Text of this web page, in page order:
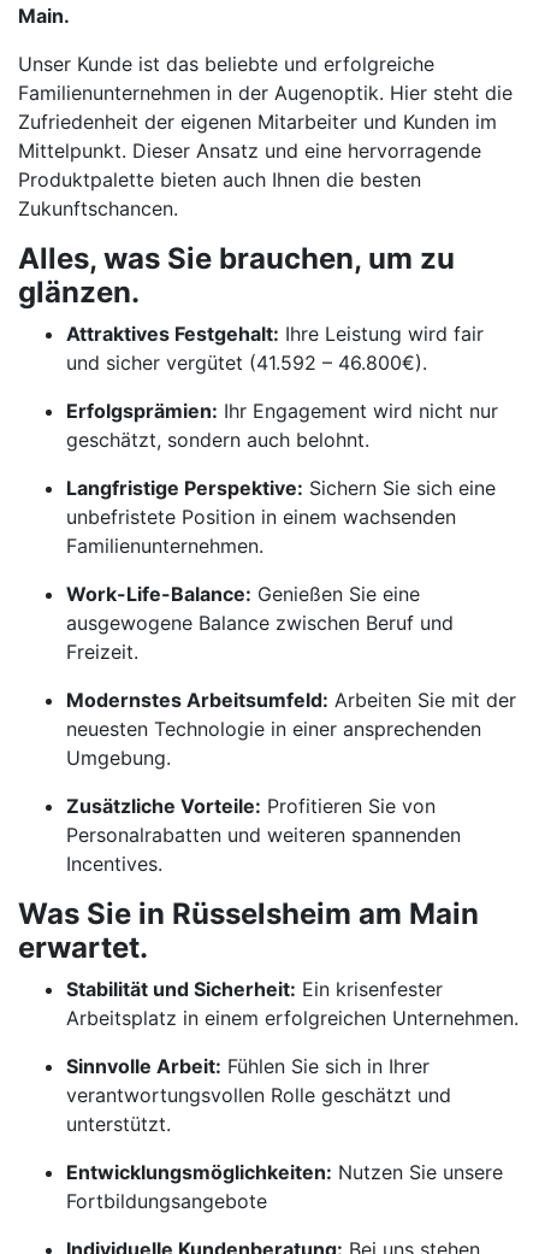
Main.
Unser Kunde ist das beliebte und erfolgreiche
Familienunternehmen in der Augenoptik. Hier steht die
Zufriedenheit der eigenen Mitarbeiter und Kunden im
Mittelpunkt. Dieser Ansatz und eine hervorragende
Produktpalette bieten auch Ihnen die besten
Zukunftschancen.
Alles, was Sie brauchen, um zu
glänzen.
Attraktives Festgehalt: Ihre Leistung wird fair
und sicher vergütet (41.592 – 46.800€).
Erfolgsprämien: Ihr Engagement wird nicht nur
geschätzt, sondern auch belohnt.
Langfristige Perspektive: Sichern Sie sich eine
unbefristete Position in einem wachsenden
Familienunternehmen.
Work-Life-Balance: Genießen Sie eine
ausgewogene Balance zwischen Beruf und
Freizeit.
Modernstes Arbeitsumfeld: Arbeiten Sie mit der
neuesten Technologie in einer ansprechenden
Umgebung.
Zusätzliche Vorteile: Profitieren Sie von
Personalrabatten und weiteren spannenden
Incentives.
Was Sie in Rüsselsheim am Main
erwartet.
Stabilität und Sicherheit: Ein krisenfester
Arbeitsplatz in einem erfolgreichen Unternehmen.
Sinnvolle Arbeit: Fühlen Sie sich in Ihrer
verantwortungsvollen Rolle geschätzt und
unterstützt.
Entwicklungsmöglichkeiten: Nutzen Sie unsere
Fortbildungsangebote
Individuelle Kundenberatung: Bei uns stehen